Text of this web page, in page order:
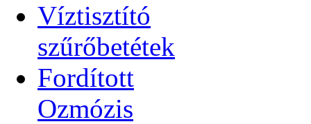
Víztisztító
szűrőbetétek
Fordított
Ozmózis